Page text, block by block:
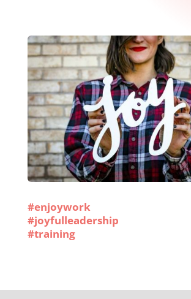
#enjoywork
#joyfulleadership
#training